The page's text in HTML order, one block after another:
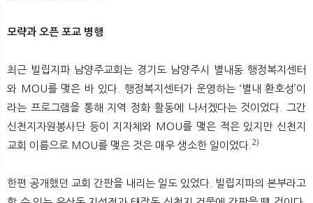
모략과 오픈 포교 병행
최근 빌립지파 남양주교회는 경기도 남양주시 별내동 행정복지센터
와 MOU를 맺은 바 있다. 행정복지센터가 운영하는 ‘별내 환호성’이
라는 프로그램을 통해 지역 정화 활동에 나서겠다는 것이었다. 그간
신천지자원봉사단 등이 지자체와 MOU를 맺은 적은 있지만 신천지
교회 이름으로 MOU를 맺은 것은 매우 생소한 일이었다. 2)
한편 공개했던 교회 간판을 내리는 일도 있었다. 빌립지파의 본부라고